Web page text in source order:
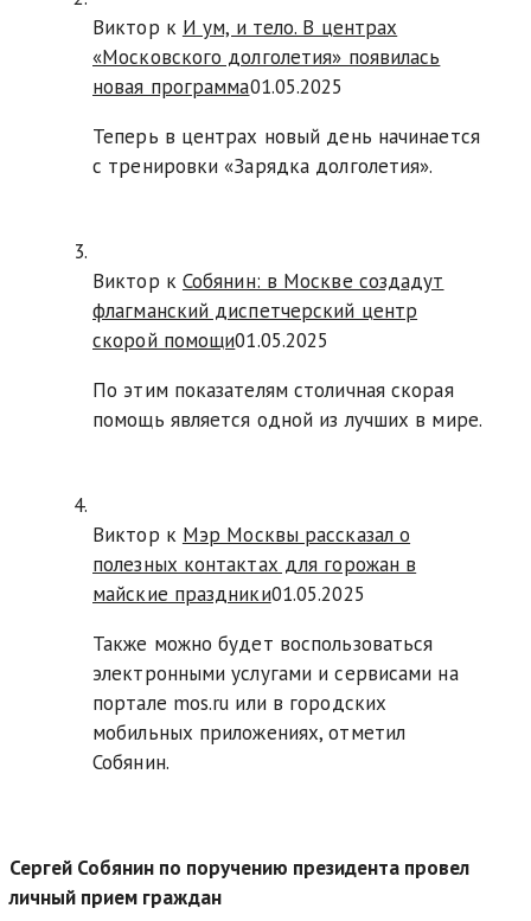
Виктор к И ум, и тело. В центрах
«Московского долголетия» появилась
новая программа01.05.2025
Теперь в центрах новый день начинается
с тренировки «Зарядка долголетия».
Виктор к Собянин: в Москве создадут
флагманский диспетчерский центр
скорой помощи01.05.2025
По этим показателям столичная скорая
помощь является одной из лучших в мире.
Виктор к Мэр Москвы рассказал о
полезных контактах для горожан в
майские праздники01.05.2025
Также можно будет воспользоваться
электронными услугами и сервисами на
портале mos.ru или в городских
мобильных приложениях, отметил
Собянин.
Сергей Собянин по поручению президента провел
личный прием граждан